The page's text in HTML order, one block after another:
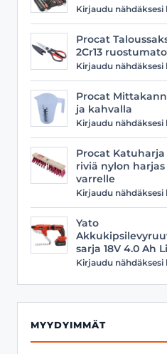
Vyöt
Kirjaudu nähdäksesi
Procat
2Cr13
Kirjaudu nähdäksesi
Procat
ja kahvalla
Kirjaudu nähdäksesi
Procat Katuharja
riviä nylon harjas
varrelle
Kirjaudu nähdäksesi
Yato
sarja 18V 4.0 Ah
Kirjaudu nähdäksesi
MYYDYIMMÄT